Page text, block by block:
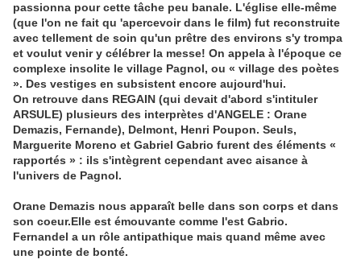
passionna pour cette tâche peu banale. L'église elle-même
(que l'on ne fait qu 'apercevoir dans le film) fut reconstruite
avec tellement de soin qu'un prêtre des environs s'y trompa
et voulut venir y célébrer la messe! On appela à l'époque ce
complexe insolite le village Pagnol, ou « village des poètes
». Des vestiges en subsistent encore aujourd'hui.
On retrouve dans REGAIN (qui devait d'abord s'intituler
ARSULE) plusieurs des interprètes d'ANGELE : Orane
Demazis, Fernande), Delmont, Henri Poupon. Seuls,
Marguerite Moreno et Gabriel Gabrio furent des éléments «
rapportés » : ils s'intègrent cependant avec aisance à
l'univers de Pagnol.
Orane Demazis nous apparaît belle dans son corps et dans
son coeur.Elle est émouvante comme l'est Gabrio.
Fernandel a un rôle antipathique mais quand même avec
une pointe de bonté.